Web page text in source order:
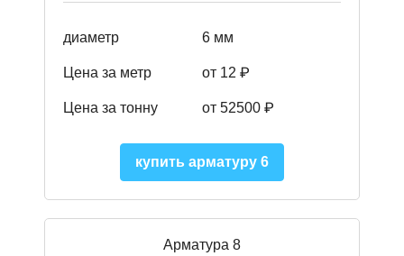
диаметр 6 мм
Цена за метр от 12 ₽
Цена за тонну от 52500 ₽
купить арматуру 6
Арматура 8